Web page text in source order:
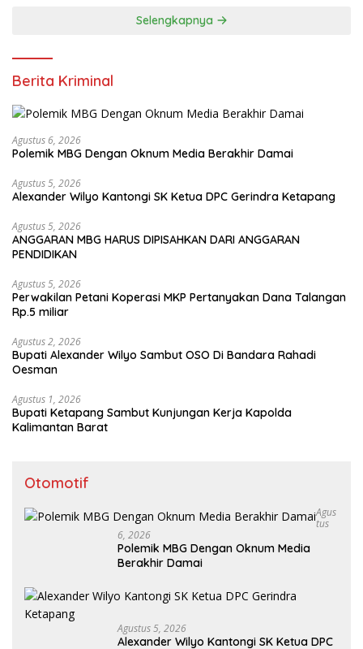
Selengkapnya
Berita Kriminal
Agustus 6, 2026
Polemik MBG Dengan Oknum Media Berakhir Damai
Agustus 5, 2026
Alexander Wilyo Kantongi SK Ketua DPC Gerindra Ketapang
Agustus 5, 2026
ANGGARAN MBG HARUS DIPISAHKAN DARI ANGGARAN
PENDIDIKAN
Agustus 5, 2026
Perwakilan Petani Koperasi MKP Pertanyakan Dana Talangan
Rp.5 miliar
Agustus 2, 2026
Bupati Alexander Wilyo Sambut OSO Di Bandara Rahadi
Oesman
Agustus 1, 2026
Bupati Ketapang Sambut Kunjungan Kerja Kapolda
Kalimantan Barat
Otomotif
Agus
Tus
6, 2026
Polemik MBG Dengan Oknum Media
Berakhir Damai
Agustus 5, 2026
Alexander Wilyo Kantongi SK Ketua DPC